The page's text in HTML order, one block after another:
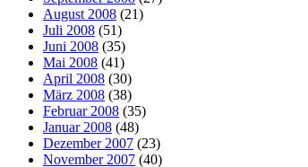
August 2008 (21)
Juli 2008 (51)
Juni 2008 (35)
Mai 2008 (41)
April 2008 (30)
März 2008 (38)
Februar 2008 (35)
Januar 2008 (48)
Dezember 2007 (23)
November 2007 (40)